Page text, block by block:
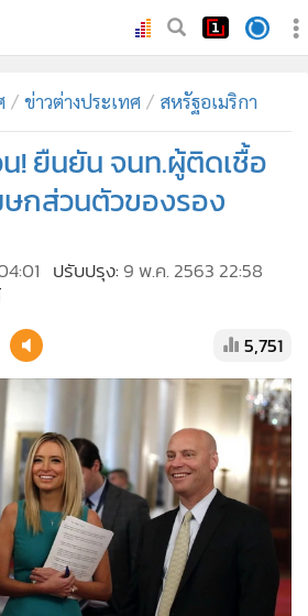
being
ข่าวต่างประเทศ สหรัฐอเมริกา
! ยืนยัน จนท.ผู้ติดเชื้อ
ษกส่วนตัวของรอง
ปรับปรุง: 9 พ.ค. 2563 22:58
5,751